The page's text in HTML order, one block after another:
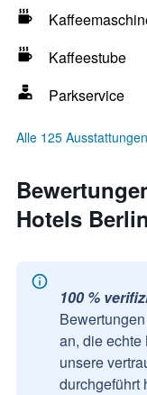
Kaffeestube
Parkservice
Alle 125
Hotels
100 %
an, die
unsere
durchgeführt